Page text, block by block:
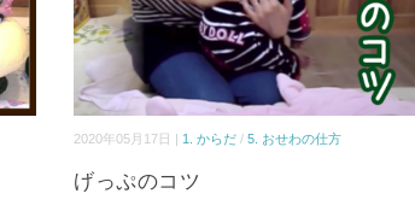
2020年05月17日 | 1. からだ /5. おせわの仕方
げっぷのコツ